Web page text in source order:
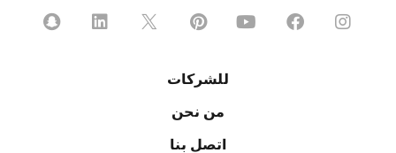
للشركات
من نحن
اتصل بنا